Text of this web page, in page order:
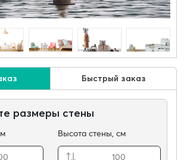
Быстрый заказ
размеры стены
Высота стены, см